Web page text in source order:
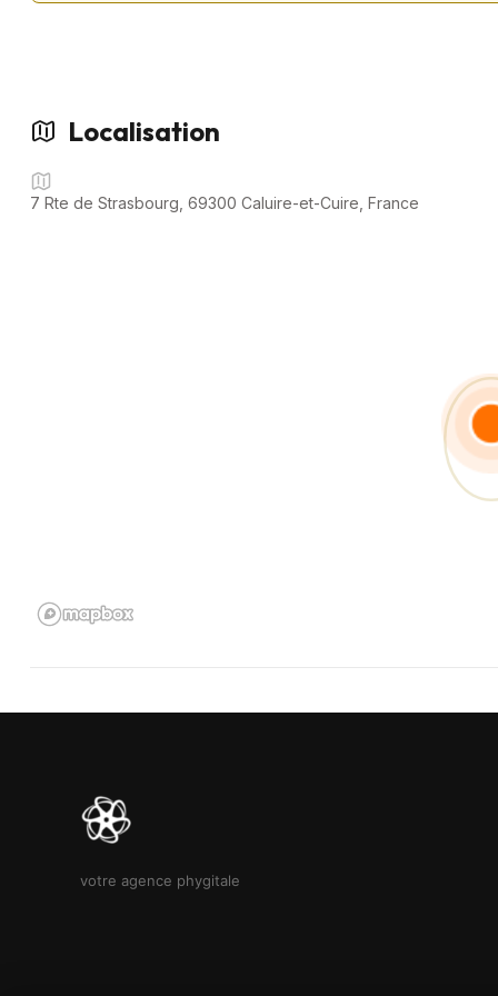
🔑 Faites confiance à notre expertise pour un achat en toute
📲 Contactez nous dès maintenant pour découvrir votre futur
Localisation
7 Rte de Strasbourg, 69300 Caluire-et-Cuire, France
votre agence phygitale